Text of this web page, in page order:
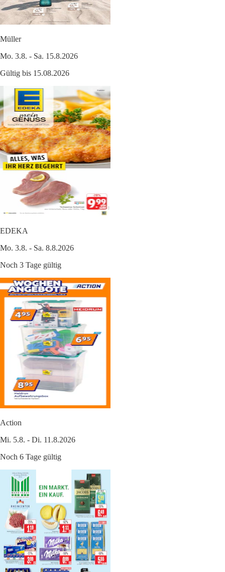
Müller
Mo. 3.8. - Sa. 15.8.2026
Gültig bis 15.08.2026
EDEKA
Mo. 3.8. - Sa. 8.8.2026
Noch 3 Tage gültig
Action
Mi. 5.8. - Di. 11.8.2026
Noch 6 Tage gültig